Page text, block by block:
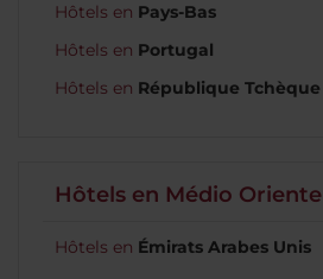
Hôtels en Pays-Bas
Hôtels en Portugal
Hôtels en République Tchèque
Hôtels en Médio Oriente
Hôtels en Émirats Arabes Unis